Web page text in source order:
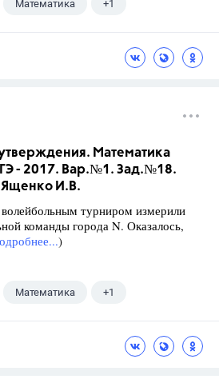
Математика +1
Математика
- 2017. Вар.№1. Зад.№18.
Ященко И.В.
турниром измерили
команды города N. Оказалось,
)
Математика +1